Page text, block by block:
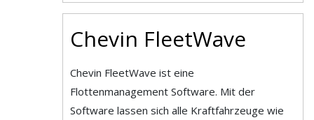
Chevin FleetWave
Chevin FleetWave ist eine
Flottenmanagement Software. Mit der
Software lassen sich alle Kraftfahrzeuge wie